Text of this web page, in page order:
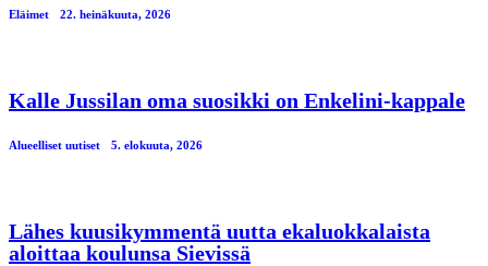
Eläimet 22. heinäkuuta, 2026
Kalle Jussilan oma suosikki on Enkelini-kappale
Alueelliset uutiset 5. elokuuta, 2026
Lähes kuusikymmentä uutta ekaluokkalaista
aloittaa koulunsa Sievissä